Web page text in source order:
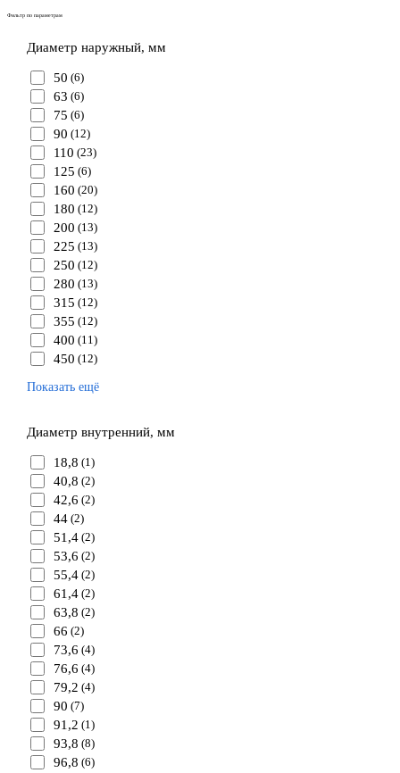
Фильтр по параметрам
Диаметр наружный, мм
50 (6)
63 (6)
75 (6)
90 (12)
110 (23)
125 (6)
160 (20)
180 (12)
200 (13)
225 (13)
250 (12)
280 (13)
315 (12)
355 (12)
400 (11)
450 (12)
Показать ещё
Диаметр внутренний, мм
18,8 (1)
40,8 (2)
42,6 (2)
44 (2)
51,4 (2)
53,6 (2)
55,4 (2)
61,4 (2)
63,8 (2)
66 (2)
73,6 (4)
76,6 (4)
79,2 (4)
90 (7)
91,2 (1)
93,8 (8)
96,8 (6)